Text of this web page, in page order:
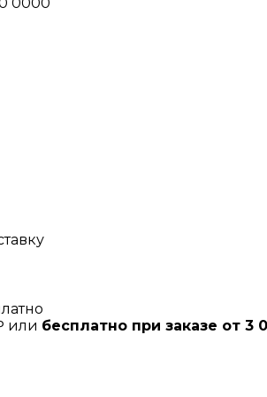
или бесплатно при заказе от 3